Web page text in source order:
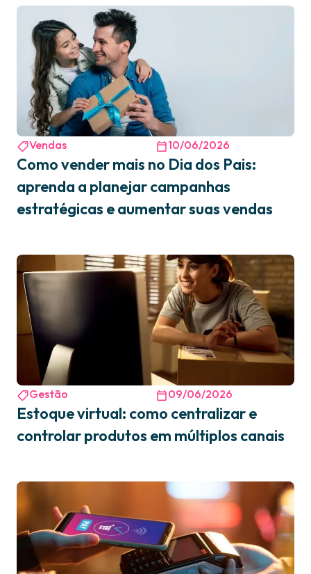
Vendas 10/06/2026
Como vender mais no Dia dos Pais:
aprenda a planejar campanhas
estratégicas e aumentar suas vendas
Gestão 09/06/2026
Estoque virtual: como centralizar e
controlar produtos em múltiplos canais